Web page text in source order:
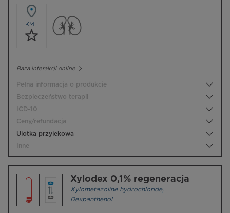
KML
Baza interakcji online
Pełna informacja o produkcie
Bezpieczeństwo terapii
ICD-10
Ceny/refundacja
Ulotka przylekowa
Inne
Xylodex 0,1% regeneracja
Xylometazoline hydrochloride,
Dexpanthenol